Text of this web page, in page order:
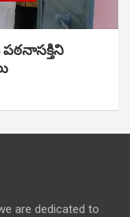
పఠ‌నాసక్తిని
are dedicated to